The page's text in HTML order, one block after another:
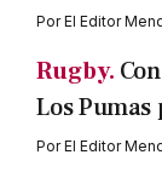
PorEl Editor
Rugby.
Los
PorEl Editor